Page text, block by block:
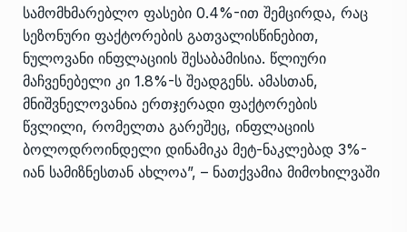
სამომხმარებლო ფასები 0.4%-ით შემცირდა, რაც
სეზონური ფაქტორების გათვალისწინებით,
ნულოვანი ინფლაციის შესაბამისია. წლიური
მაჩვენებელი კი 1.8%-ს შეადგენს. ამასთან,
მნიშვნელოვანია ერთჯერადი ფაქტორების
წვლილი, რომელთა გარეშეც, ინფლაციის
ბოლოდროინდელი დინამიკა მეტ-ნაკლებად 3%-
იან სამიზნესთან ახლოა”, – ნათქვამია მიმოხილვაში